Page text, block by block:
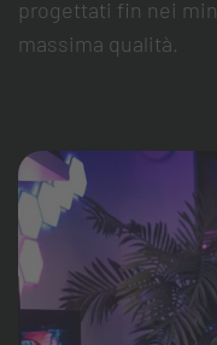
progettati fin nei
massima qualità.